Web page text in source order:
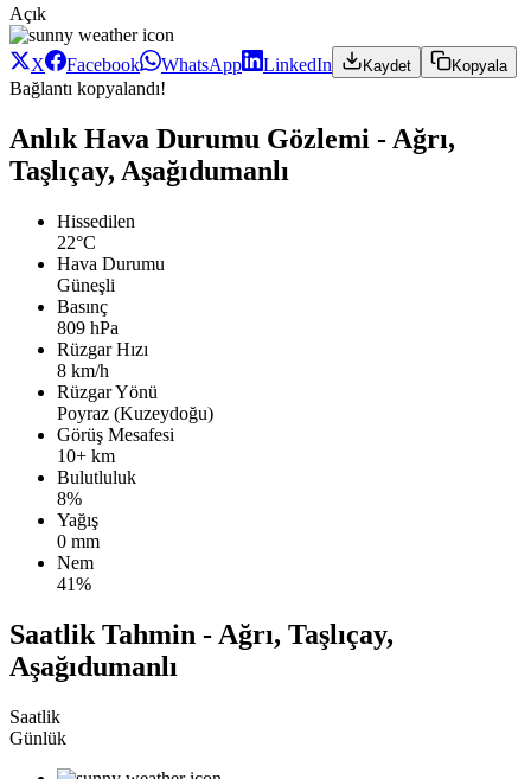
Açık
X Facebook WhatsApp LinkedIn Kaydet Kopyala
Bağlantı kopyalandı!
Anlık Hava Durumu Gözlemi - Ağrı,
Taşlıçay, Aşağıdumanlı
Hissedilen
22°C
Hava Durumu
Güneşli
Basınç
809 hPa
Rüzgar Hızı
8 km/h
Rüzgar Yönü
Poyraz (Kuzeydoğu)
Görüş Mesafesi
10+ km
Bulutluluk
8%
Yağış
0 mm
Nem
41%
Saatlik Tahmin - Ağrı, Taşlıçay,
Aşağıdumanlı
Saatlik
Günlük